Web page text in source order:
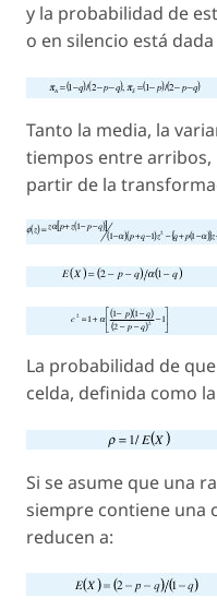
y la probabilidad de
o en silencio está
Tanto la media, la
tiempos entre arribos,
partir de la
La probabilidad de
celda, definida como
Si se asume que una
siempre contiene una
reducen a: